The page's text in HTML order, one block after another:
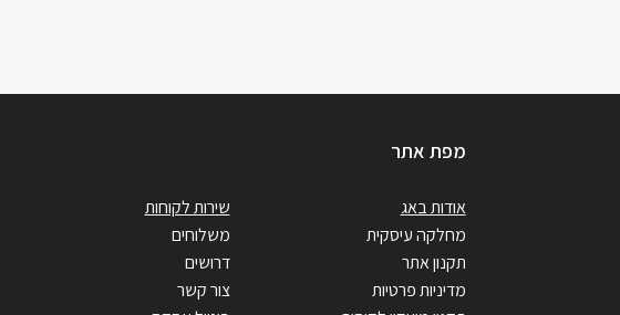
מפת אתר
אודות באג
מחלקה עיסקית
תקנון אתר
מדיניות פרטיות
שירות לקוחות
משלוחים
דרושים
צור קשר